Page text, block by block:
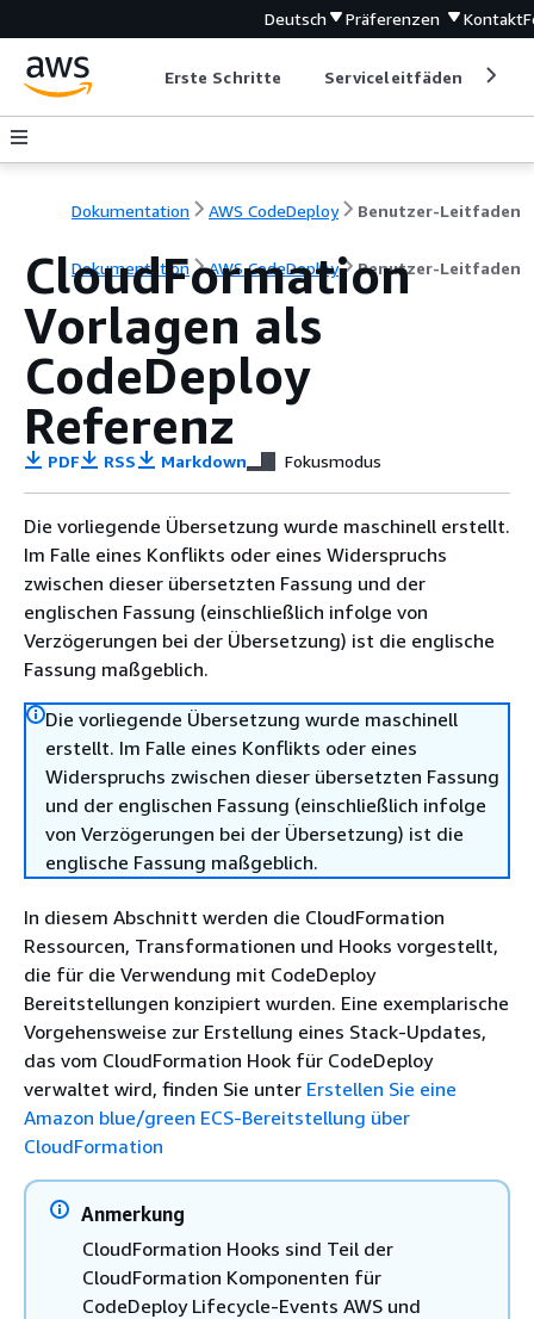
Deutsch Präferenzen Kontakt
Erste Schritte Serviceleitfäden
Dokumentation AWS CodeDeploy Benutzer-Leitfaden
Dokumentation AWS CodeDeploy Benutzer-Leitfaden
CloudFormation
Vorlagen als
CodeDeploy
Referenz
PDF RSS Markdown Fokusmodus
Die vorliegende Übersetzung wurde maschinell erstellt.
Im Falle eines Konflikts oder eines Widerspruchs
zwischen dieser übersetzten Fassung und der
englischen Fassung (einschließlich infolge von
Verzögerungen bei der Übersetzung) ist die englische
Fassung maßgeblich.
Die vorliegende Übersetzung wurde maschinell
erstellt. Im Falle eines Konflikts oder eines
Widerspruchs zwischen dieser übersetzten Fassung
und der englischen Fassung (einschließlich infolge
von Verzögerungen bei der Übersetzung) ist die
englische Fassung maßgeblich.
In diesem Abschnitt werden die CloudFormation
Ressourcen, Transformationen und Hooks vorgestellt,
die für die Verwendung mit CodeDeploy
Bereitstellungen konzipiert wurden. Eine exemplarische
Vorgehensweise zur Erstellung eines Stack-Updates,
das vom CloudFormation Hook für CodeDeploy
verwaltet wird, finden Sie unter Erstellen Sie eine
Amazon blue/green ECS-Bereitstellung über
CloudFormation
Anmerkung
CloudFormation Hooks sind Teil der
CloudFormation Komponenten für
CodeDeploy Lifecycle-Events AWS und